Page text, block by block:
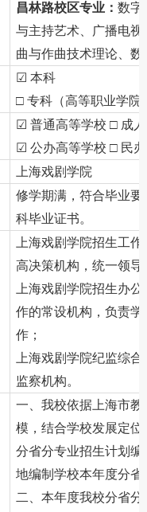
昌林路校区专业： 数字
与主持艺术、广播电
曲与作曲技术理论、
☑ 本科
□ 专科（高等职业学院
☑ 普通高等学校 □ 成
☑ 公办高等学校 □ 民
上海戏剧学院
修学期满，符合毕业
科毕业证书。
上海戏剧学院招生工
高决策机构，统一领
上海戏剧学院招生办
作的常设机构，负责
作；
上海戏剧学院纪监综合
监察机构。
一、我校依据上海市
模，结合学校发展定
分省分专业招生计划
地编制学校本年度分
二、本年度我校分省